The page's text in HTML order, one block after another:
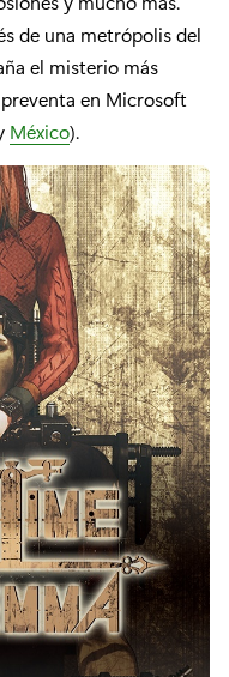
de una metrópolis del
el misterio más
en Microsoft
México).